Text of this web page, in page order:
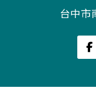
台中市